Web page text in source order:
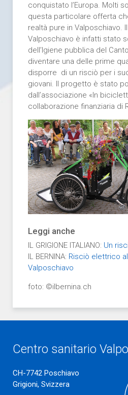
conquistato l’Europa. Molti
questa particolare offerta
realtà pure in Valposchiavo.
Valposchiavo è infatti stato
dell’Igiene pubblica del
diventare una delle prime
disporre di un risciò per i
giovani. Il progetto è stato
dall’associazione «In
collaborazione finanziaria di
Leggi anche
IL GRIGIONE ITALIANO: Un
IL BERNINA: Risciò elettrico
Valposchiavo
foto: ©ilbernina.ch
Centro sanitario
CH-7742 Poschiavo
Grigioni, Svizzera